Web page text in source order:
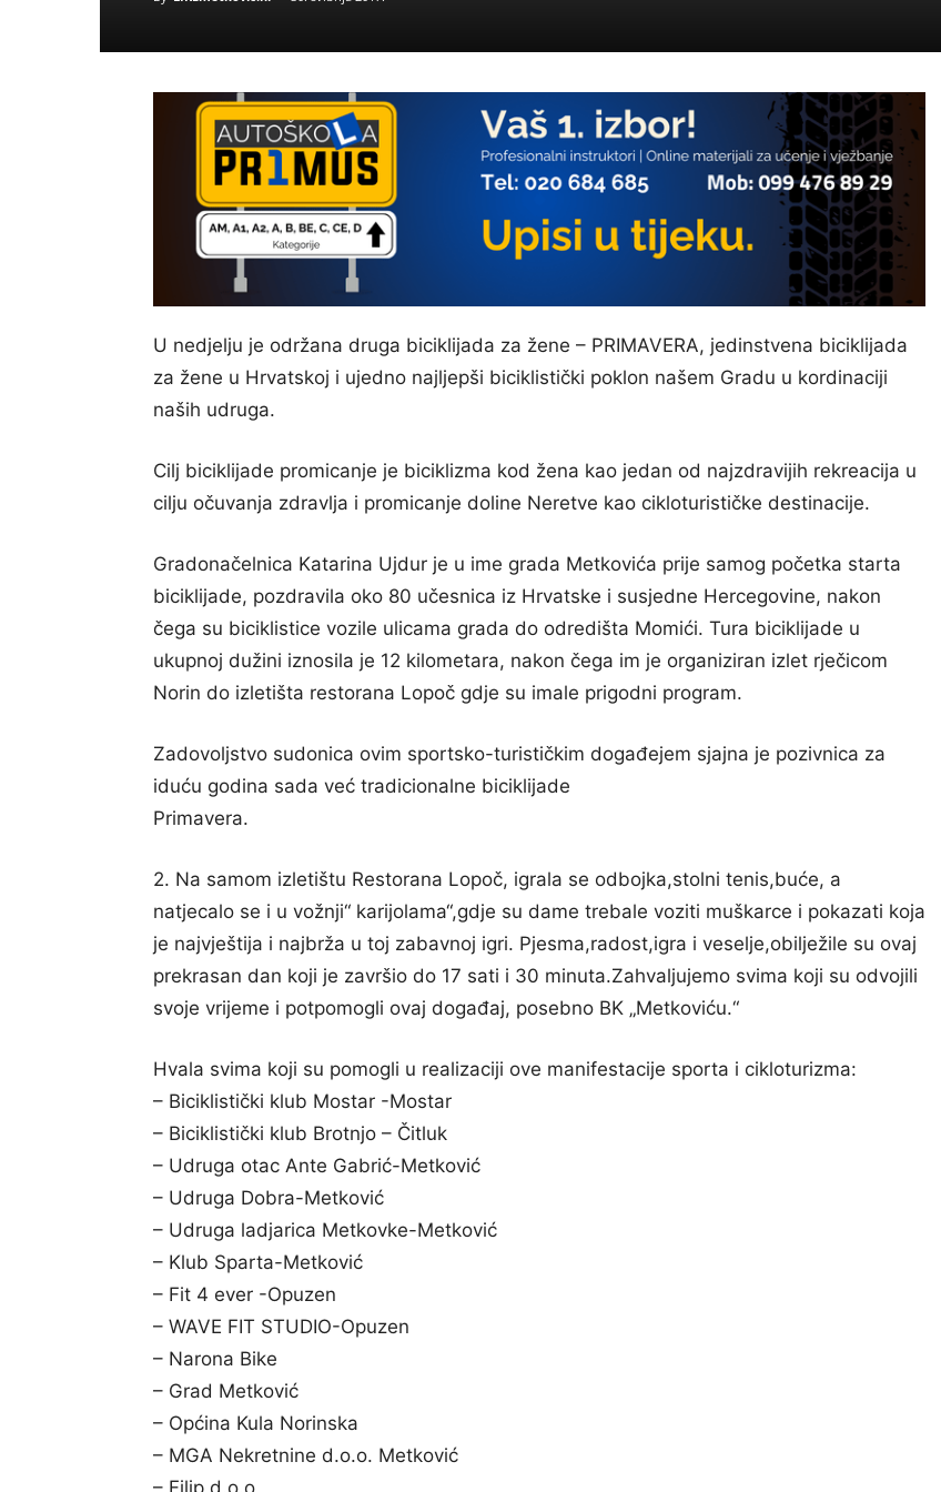
U nedjelju je održana druga biciklijada za žene – PRIMAVERA, jedinstvena biciklijada
za žene u Hrvatskoj i ujedno najljepši biciklistički poklon našem Gradu u kordinaciji
naših udruga.
Cilj biciklijade promicanje je biciklizma kod žena kao jedan od najzdravijih rekreacija u
cilju očuvanja zdravlja i promicanje doline Neretve kao cikloturističke destinacije.
Gradonačelnica Katarina Ujdur je u ime grada Metkovića prije samog početka starta
biciklijade, pozdravila oko 80 učesnica iz Hrvatske i susjedne Hercegovine, nakon
čega su biciklistice vozile ulicama grada do odredišta Momići. Tura biciklijade u
ukupnoj dužini iznosila je 12 kilometara, nakon čega im je organiziran izlet rječicom
Norin do izletišta restorana Lopoč gdje su imale prigodni program.
Zadovoljstvo sudonica ovim sportsko-turističkim događejem sjajna je pozivnica za
iduću godina sada već tradicionalne biciklijade
Primavera.
2. Na samom izletištu Restorana Lopoč, igrala se odbojka,stolni tenis,buće, a
natjecalo se i u vožnji“ karijolama“,gdje su dame trebale voziti muškarce i pokazati koja
je najvještija i najbrža u toj zabavnoj igri. Pjesma,radost,igra i veselje,obilježile su ovaj
prekrasan dan koji je završio do 17 sati i 30 minuta.Zahvaljujemo svima koji su odvojili
svoje vrijeme i potpomogli ovaj događaj, posebno BK „Metkoviću.“
Hvala svima koji su pomogli u realizaciji ove manifestacije sporta i cikloturizma:
– Biciklistički klub Mostar -Mostar
– Biciklistički klub Brotnjo – Čitluk
– Udruga otac Ante Gabrić-Metković
– Udruga Dobra-Metković
– Udruga ladjarica Metkovke-Metković
– Klub Sparta-Metković
– Fit 4 ever -Opuzen
– WAVE FIT STUDIO-Opuzen
– Narona Bike
– Grad Metković
– Općina Kula Norinska
– MGA Nekretnine d.o.o. Metković
– Filip d.o.o